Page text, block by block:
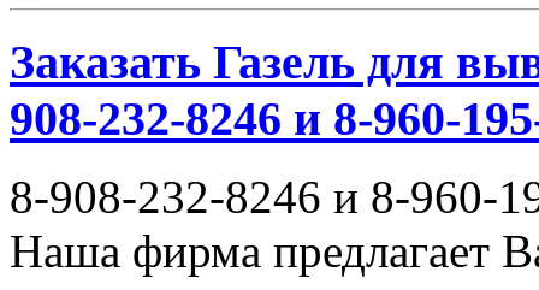
Заказать Газель для
908-232-8246 и 8-960-
8-908-232-8246 и 8-960-
Наша фирма предлагает